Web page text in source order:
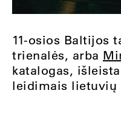
11-osios Baltijos
trienalės, arba
katalogas,
leidimais lietuvių